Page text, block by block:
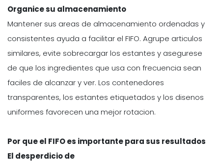
Organice su almacenamiento
Mantener sus areas de almacenamiento ordenadas y
consistentes ayuda a facilitar el FIFO. Agrupe articulos
similares, evite sobrecargar los estantes y asegurese
de que los ingredientes que usa con frecuencia sean
faciles de alcanzar y ver. Los contenedores
transparentes, los estantes etiquetados y los disenos
uniformes favorecen una mejor rotacion.
Por que el FIFO es importante para sus resultados
El desperdicio de